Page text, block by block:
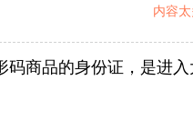
内容
码商品的身份证，是进